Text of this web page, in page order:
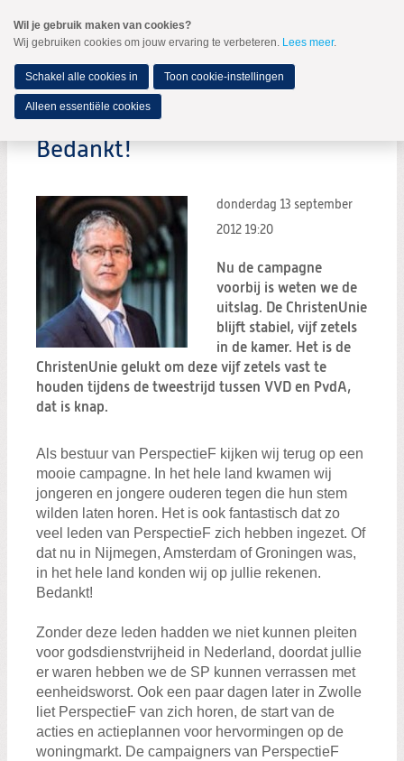
naar
Spring
de
inhoud
Spring
naar
hoofdmenu
MENU
Zoeken:
Bedankt!
donderdag 13 september
2012 19:20
Nu de campagne
voorbij is weten we de
uitslag. De ChristenUnie
blijft stabiel, vijf zetels
in de kamer. Het is de
ChristenUnie gelukt om deze vijf zetels vast te
houden tijdens de tweestrijd tussen VVD en PvdA,
dat is knap.
Als bestuur van PerspectieF kijken wij terug op een
mooie campagne. In het hele land kwamen wij
jongeren en jongere ouderen tegen die hun stem
wilden laten horen. Het is ook fantastisch dat zo
veel leden van PerspectieF zich hebben ingezet. Of
dat nu in Nijmegen, Amsterdam of Groningen was,
in het hele land konden wij op jullie rekenen.
Bedankt!
Zonder deze leden hadden we niet kunnen pleiten
voor godsdienstvrijheid in Nederland, doordat jullie
er waren hebben we de SP kunnen verrassen met
eenheidsworst. Ook een paar dagen later in Zwolle
liet PerspectieF van zich horen, de start van de
acties en actieplannen voor hervormingen op de
woningmarkt. De campaigners van PerspectieF
Wil je gebruik maken van cookies?
Wij gebruiken cookies om jouw ervaring te verbeteren. Lees meer.
Schakel alle cookies in Toon cookie-instellingen
Alleen essentiële cookies